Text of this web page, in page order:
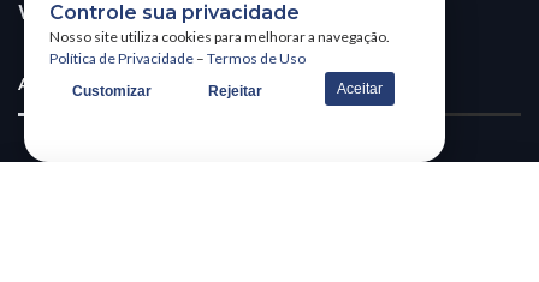
Walter Santos
ASSINE A NOSSA NEWSLETTER!
Controle sua privacidade
Nosso site utiliza cookies para melhorar a navegação.
Política de Privacidade – Termos de Uso
Customizar Rejeitar Aceitar